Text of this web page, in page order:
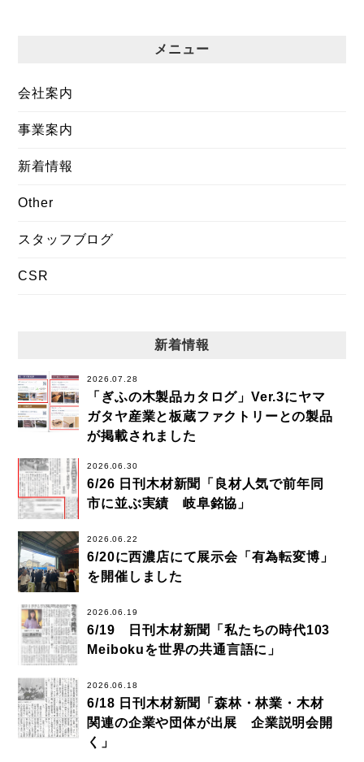
メニュー
会社案内
事業案内
新着情報
Other
スタッフブログ
CSR
新着情報
2026.07.28
「ぎふの木製品カタログ」Ver.3にヤマ
ガタヤ産業と板蔵ファクトリーとの製品
が掲載されました
2026.06.30
6/26 日刊木材新聞「良材人気で前年同
市に並ぶ実績 岐阜銘協」
2026.06.22
6/20に西濃店にて展示会「有為転変博」
を開催しました
2026.06.19
6/19 日刊木材新聞「私たちの時代103
Meibokuを世界の共通言語に」
2026.06.18
6/18 日刊木材新聞「森林・林業・木材
関連の企業や団体が出展 企業説明会開
く」